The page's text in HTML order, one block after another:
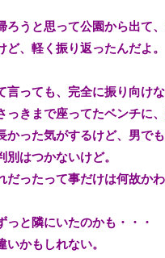
ろうと思って公園から出て
ど、軽く振り返ったんだよ。
言っても、完全に振り向けな
っきまで座ってたベンチに
かった気がするけど、男で
別はつかないけど。
だったって事だけは何故かわ
っと隣にいたのかも・・・
かもしれない。